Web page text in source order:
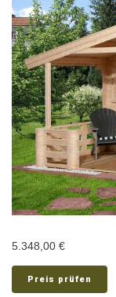
5.348,00 €
Preis prüfen